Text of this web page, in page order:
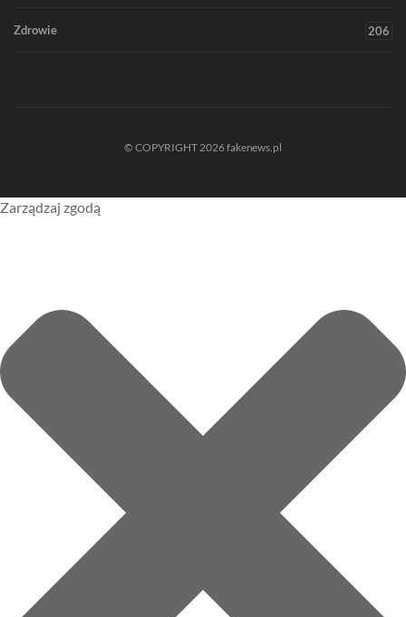
Zdrowie 206
© COPYRIGHT 2026 fakenews.pl
Zarządzaj zgodą